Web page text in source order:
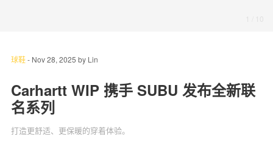
球鞋- Nov 28, 2025 by Lin
Carhartt WIP 携手 SUBU 发布全新联
名系列
打造更舒适、更保暖的穿着体验。